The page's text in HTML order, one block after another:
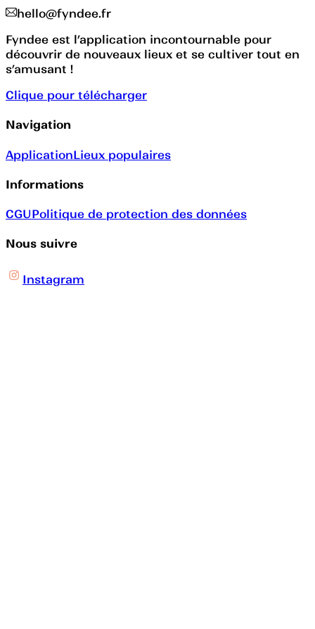
hello@fyndee.fr
Fyndee est l’application incontournable pour
découvrir de nouveaux lieux et se cultiver tout en
s’amusant !
Clique pour télécharger
Navigation
ApplicationLieux populaires
Informations
CGUPolitique de protection des données
Nous suivre
Instagram